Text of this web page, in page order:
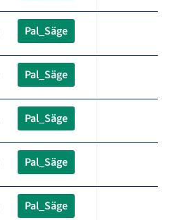
Pal_Säge
Pal_Säge
Pal_Säge
Pal_Säge
Pal_Säge